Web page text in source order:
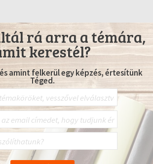
rá arra a témára,
kerestél?
amint felkerül egy képzés, értesítünk
Téged.